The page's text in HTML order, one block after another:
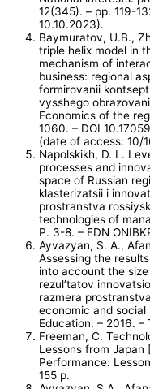
12(345). – pp. 119-
10.10.2023).
Baymuratov, U.B.,
triple helix model in
mechanism of
business: regional
formirovanii
vysshego
Economics of the
1060. – DOI
(date of access: 10/
Napolskikh, D. L.
processes and
space of Russian
klasterizatsii i
prostranstva
technologies of
P. 3-8. – EDN
Ayvazyan, S. A.,
Assessing the
into account the
rezul’tatov
razmera
economic and
Education. – 2016. –
Freeman, C.
Lessons from Japan
Performance:
155 p.